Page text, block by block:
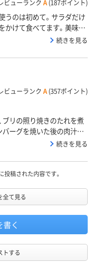
ビューランク A (187ポイント)
うのは初めて。サラダだけ
かけて食べてます。美味し
続きを見る
ビューランク A (357ポイント)
ブリの照り焼きのたれを煮
ーグを焼いた後の肉汁を
ウスターソースを煮詰める）
続きを見る
投稿された内容です。
全て見る
く
トする